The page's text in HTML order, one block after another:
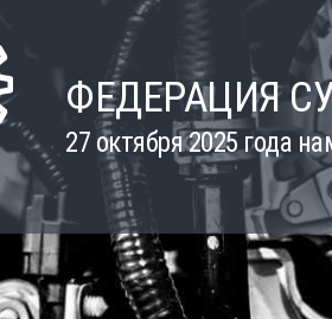
ФЕДЕРАЦИЯ
27 октября 2025 года